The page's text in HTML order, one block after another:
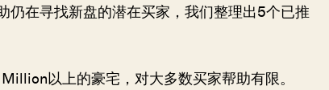
在寻找新盘的潜在买家，我们整理出5个已推
以上的豪宅，对大多数买家帮助有限。